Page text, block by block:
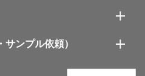
ンプル依頼）